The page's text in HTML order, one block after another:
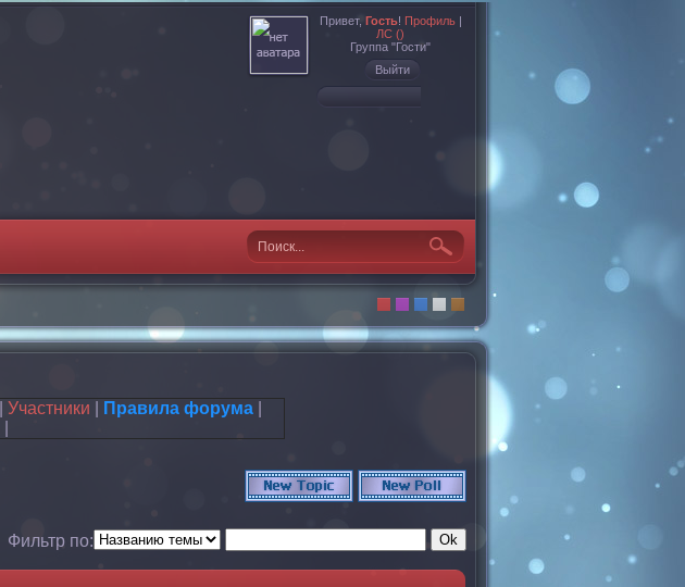
Привет, Гость! Профиль|
ЛС ()
Группа "Гости"
Выйти
Участники Правила форума|
Фильтр по: